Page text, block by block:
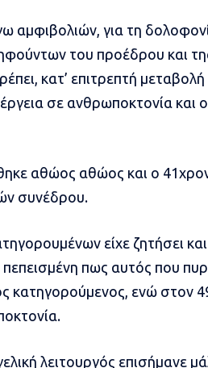
αμφιβολιών, για τη
του προέδρου και
κατ’ επιτρεπτή
σε ανθρωποκτονία και
αθώος αθώος και ο
συνέδρου.
είχε ζητήσει
πως αυτός που
κατηγορούμενος, ενώ στον
λειτουργός επισήμανε